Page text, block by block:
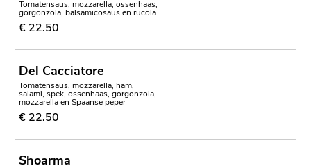
Tomatensaus, mozzarella, ossenhaas,
gorgonzola, balsamicosaus en rucola
€ 22.50
Del Cacciatore
Tomatensaus, mozzarella, ham,
salami, spek, ossenhaas, gorgonzola,
mozzarella en Spaanse peper
€ 22.50
Shoarma